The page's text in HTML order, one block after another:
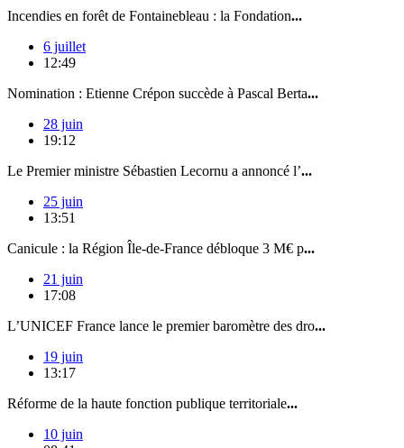
Incendies en forêt de Fontainebleau : la Fondation...
6 juillet
12:49
Nomination : Etienne Crépon succède à Pascal Berta...
28 juin
19:12
Le Premier ministre Sébastien Lecornu a annoncé l’...
25 juin
13:51
Canicule : la Région Île-de-France débloque 3 M€ p...
21 juin
17:08
L’UNICEF France lance le premier baromètre des dro...
19 juin
13:17
Réforme de la haute fonction publique territoriale...
10 juin